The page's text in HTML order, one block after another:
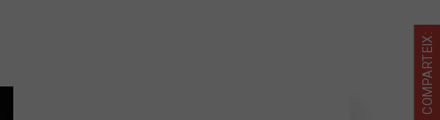
COMPARTEIX: